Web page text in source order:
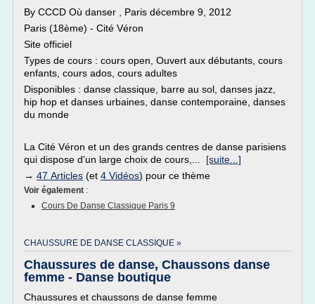
By CCCD Où danser , Paris décembre 9, 2012
Paris (18ème) - Cité Véron
Site officiel
Types de cours : cours open, Ouvert aux débutants, cours
enfants, cours ados, cours adultes
Disponibles : danse classique, barre au sol, danses jazz,
hip hop et danses urbaines, danse contemporaine, danses
du monde
La Cité Véron et un des grands centres de danse parisiens
qui dispose d'un large choix de cours,... [suite...]
→ 47 Articles (et 4 Vidéos) pour ce thème
Voir également :
Cours De Danse Classique Paris 9
CHAUSSURE DE DANSE CLASSIQUE »
Chaussures de danse, Chaussons danse
femme - Danse boutique
Chaussures et chaussons de danse femme